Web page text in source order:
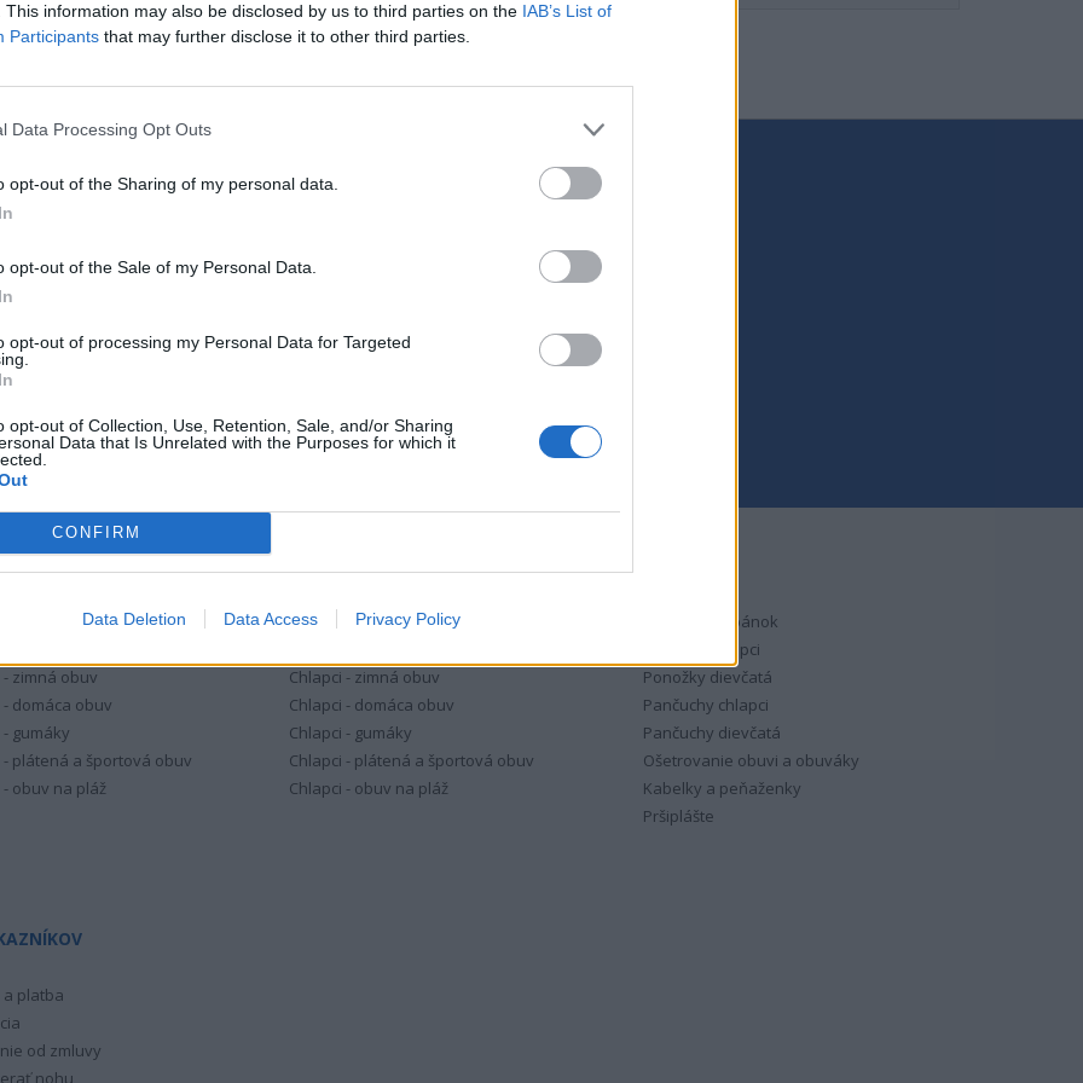
This information may also be disclosed by us to third parties on the IAB’s List of
Participants that may further disclose it to other third parties.
Data Processing Opt Outs
opt-out of the Sharing of my personal data.
opt-out of the Sale of my Personal Data.
opt-out of processing my Personal Data for Targeted
opt-out of Collection, Use, Retention, Sale, and/or Sharing
Data that Is Unrelated with the Purposes for which it
CONFIRM
Data Deletion Data Access Privacy Policy
Zasielanie noviniek
percentuálne zľavy na tovar, stačí sa zaregistrovať a odoberať novinky
PRIHLÁSIŤ SA
so spracovaním poskytnutých osobných údajov.Zásady ochrany
údajov .
- celoročná obuv
zimná obuv
domáca obuv
gumáky
- plátená a športová obuv
obuv na pláž
Chlapci - celoročná obuv
Chlapci - zimná obuv
Chlapci - domáca obuv
Chlapci - gumáky
Chlapci - plátená a športová obuv
Chlapci - obuv na pláž
Vložky do topánok
Ponožky chlapci
Ponožky dievčatá
Pančuchy chlapci
Pančuchy dievčatá
Ošetrovanie obuvi a obuváky
Kabelky a peňaženky
Pršiplášte
platba
od zmluvy
nohu